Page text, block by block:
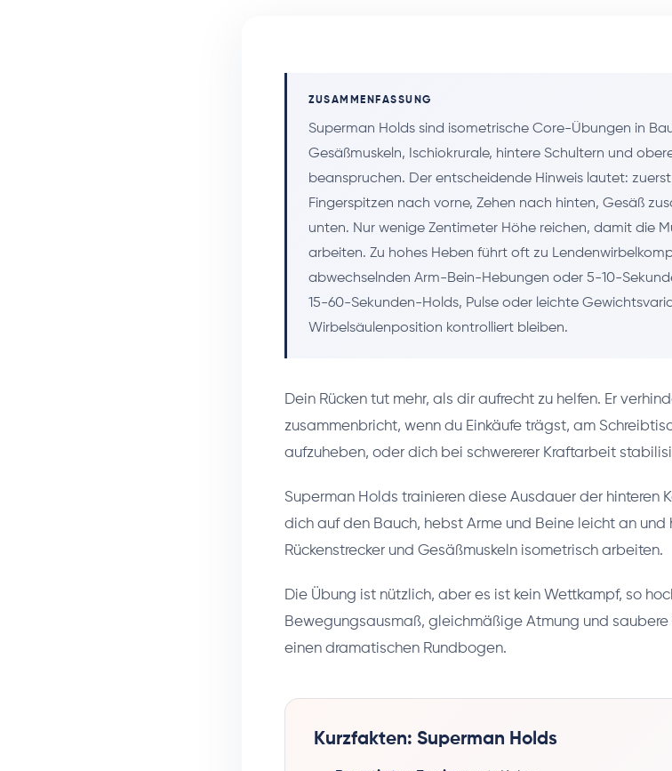
ZUSAMMENFASSUNG
Superman Holds sind isometrische Core-Übungen in
Gesäßmuskeln, Ischiokrurale, hintere Schultern und
beanspruchen. Der entscheidende Hinweis lautet:
Fingerspitzen nach vorne, Zehen nach hinten, Gesäß
unten. Nur wenige Zentimeter Höhe reichen, damit die
arbeiten. Zu hohes Heben führt oft zu
abwechselnden Arm-Bein-Hebungen oder 5-10-
15-60-Sekunden-Holds, Pulse oder leichte
Wirbelsäulenposition kontrolliert bleiben.
Dein Rücken tut mehr, als dir aufrecht zu helfen. Er
zusammenbricht, wenn du Einkäufe trägst, am
aufzuheben, oder dich bei schwererer Kraftarbeit
Superman Holds trainieren diese Ausdauer der hinteren
dich auf den Bauch, hebst Arme und Beine leicht an
Rückenstrecker und Gesäßmuskeln isometrisch arbeiten.
Die Übung ist nützlich, aber es ist kein Wettkampf, so
Bewegungsausmaß, gleichmäßige Atmung und
einen dramatischen Rundbogen.
Kurzfakten: Superman Holds